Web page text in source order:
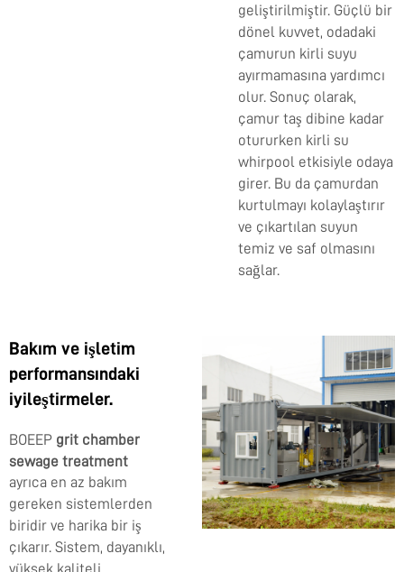
geliştirilmiştir. Güçlü bir
dönel kuvvet, odadaki
çamurun kirli suyu
ayırmamasına yardımcı
olur. Sonuç olarak,
çamur taş dibine kadar
otururken kirli su
whirpool etkisiyle odaya
girer. Bu da çamurdan
kurtulmayı kolaylaştırır
ve çıkartılan suyun
temiz ve saf olmasını
sağlar.
Bakım ve işletim
performansındaki
iyileştirmeler.
BOEEP grit chamber
sewage treatment
ayrıca en az bakım
gereken sistemlerden
biridir ve harika bir iş
çıkarır. Sistem, dayanıklı,